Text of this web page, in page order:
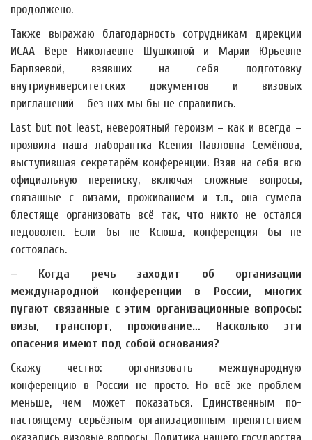
продолжено.
Также выражаю благодарность сотрудникам дирекции
ИСАА Вере Николаевне Шушкиной и Марии Юрьевне
Барляевой, взявших на себя подготовку
внутриуниверситетских документов и визовых
приглашений – без них мы бы не справились.
Last but not least, невероятный героизм – как и всегда –
проявила наша лаборантка Ксения Павловна Семёнова,
выступившая секретарём конференции. Взяв на себя всю
официальную переписку, включая сложные вопросы,
связанные с визами, проживанием и т.п., она сумела
блестяще организовать всё так, что никто не остался
недоволен. Если бы не Ксюша, конференция бы не
состоялась.
– Когда речь заходит об организации
международной конференции в России, многих
пугают связанные с этим организационные вопросы:
визы, транспорт, проживание… Насколько эти
опасения имеют под собой основания?
Скажу честно: организовать международную
конференцию в России не просто. Но всё же проблем
меньше, чем может показаться. Единственным по-
настоящему серьёзным организационным препятствием